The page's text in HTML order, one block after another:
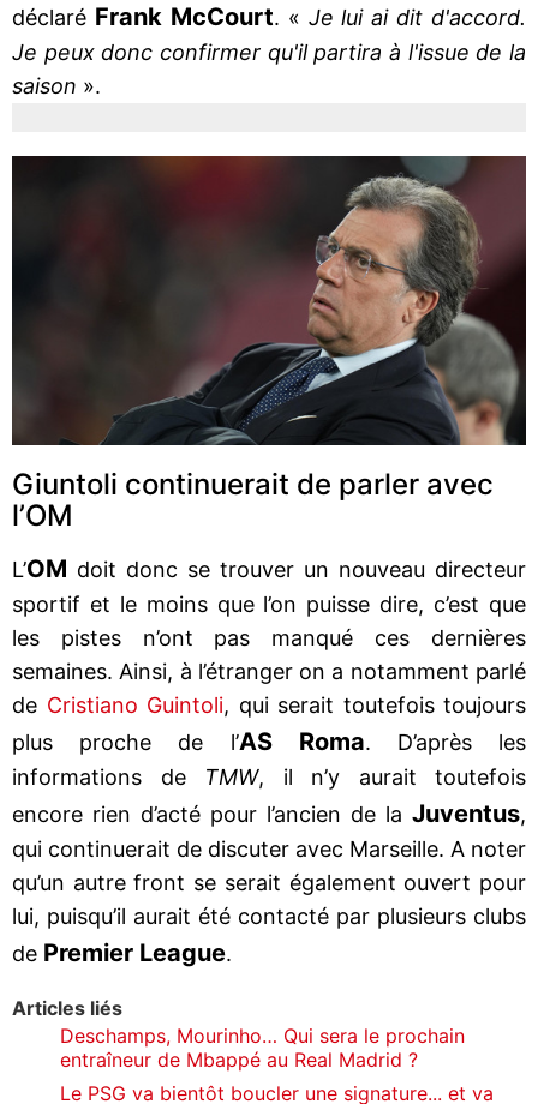
déclaré Frank McCourt. « Je lui ai dit d'accord.
Je peux donc confirmer qu'il partira à l'issue de la
saison ».
Giuntoli continuerait de parler avec
l’OM
L’OM doit donc se trouver un nouveau directeur
sportif et le moins que l’on puisse dire, c’est que
les pistes n’ont pas manqué ces dernières
semaines. Ainsi, à l’étranger on a notamment parlé
de Cristiano Guintoli, qui serait toutefois toujours
plus proche de l’AS Roma. D’après les
informations de TMW, il n’y aurait toutefois
encore rien d’acté pour l’ancien de la Juventus,
qui continuerait de discuter avec Marseille. A noter
qu’un autre front se serait également ouvert pour
lui, puisqu’il aurait été contacté par plusieurs clubs
de Premier League.
Articles liés
Deschamps, Mourinho… Qui sera le prochain
entraîneur de Mbappé au Real Madrid ?
Le PSG va bientôt boucler une signature... et va